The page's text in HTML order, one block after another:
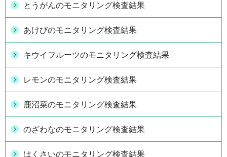
とうがんのモニタリング検査結果
あけびのモニタリング検査結果
キウイフルーツのモニタリング検査結果
レモンのモニタリング検査結果
鹿沼菜のモニタリング検査結果
のざわなのモニタリング検査結果
はくさいのモニタリング検査結果